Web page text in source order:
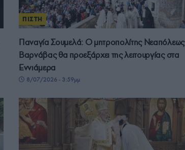
ΠΙΣΤΗ
Παναγία Σουμελά: Ο μητροπολίτης Νεαπόλεως
Βαρνάβας θα προεξάρχει της λειτουργίας στα
Εννιάμερα
8/07/2026 - 3:59μμ